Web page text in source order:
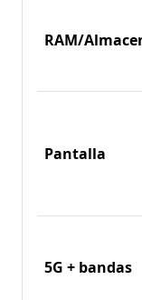
RAM/
Pantalla
5G + bandas